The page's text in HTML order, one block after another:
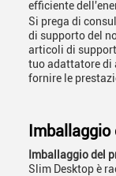
efficiente
Si prega di
di supporto del
articoli di
tuo adattatore di
fornire le
Imballaggio
Imballaggio del
Slim Desktop è